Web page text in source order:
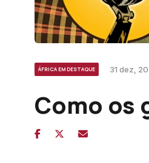
ÁFRICA EM DESTAQUE 31 dez,
Como os